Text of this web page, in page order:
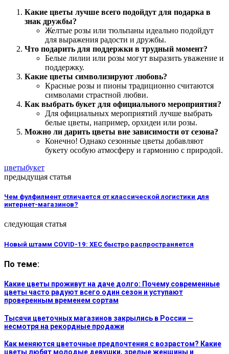
Какие цветы лучше всего подойдут для подарка в
знак дружбы?
Желтые розы или тюльпаны идеально подойдут
для выражения радости и дружбы.
Что подарить для поддержки в трудный момент?
Белые лилии или розы могут выразить уважение и
поддержку.
Какие цветы символизируют любовь?
Красные розы и пионы традиционно считаются
символами страстной любви.
Как выбрать букет для официального мероприятия?
Для официальных мероприятий лучше выбрать
белые цветы, например, орхидеи или розы.
Можно ли дарить цветы вне зависимости от сезона?
Конечно! Однако сезонные цветы добавляют
букету особую атмосферу и гармонию с природой.
цветыбукет
предыдущая статья
Чем фулфилмент отличается от классической логистики для
интернет-магазинов?
следующая статья
Новый штамм COVID-19: XEC быстро распространяется
По теме:
Какие цветы проживут на даче долго: Почему современные
цветы часто радуют всего один сезон и уступают
проверенным временем сортам
Тысячи цветочных магазинов закрылись в России —
несмотря на рекордные продажи
Как меняются цветочные предпочтения с возрастом? Какие
цветы любят молодые девушки, зрелые женщины и